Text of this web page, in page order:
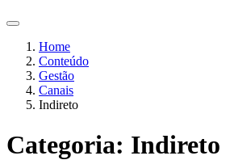
Home
Conteúdo
Gestão
Canais
Indireto
Categoria: Indireto